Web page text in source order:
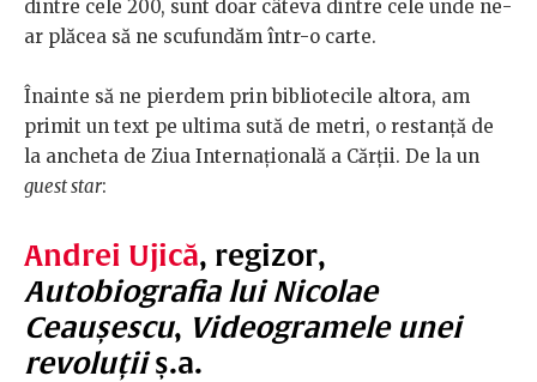
dintre cele 200, sunt doar câteva dintre cele unde ne-
ar plăcea să ne scufundăm într-o carte.
Înainte să ne pierdem prin bibliotecile altora, am
primit un text pe ultima sută de metri, o restanță de
la ancheta de Ziua Internațională a Cărții. De la un
guest star:
Andrei Ujică, regizor,
Autobiografia lui Nicolae
Ceaușescu, Videogramele unei
revoluțiiș.a.